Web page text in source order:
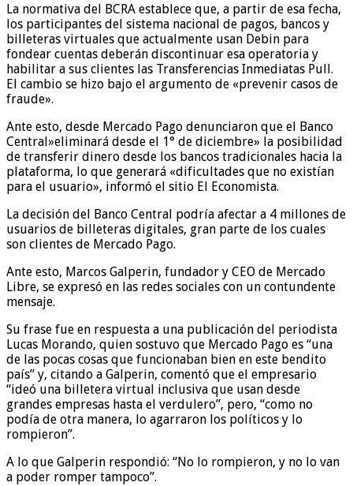
La normativa del BCRA establece que, a partir de esa fecha,
los participantes del sistema nacional de pagos, bancos y
billeteras virtuales que actualmente usan Debin para
fondear cuentas deberán discontinuar esa operatoria y
habilitar a sus clientes las Transferencias Inmediatas Pull.
El cambio se hizo bajo el argumento de «prevenir casos de
fraude».
Ante esto, desde Mercado Pago denunciaron que el Banco
Central»eliminará desde el 1° de diciembre» la posibilidad
de transferir dinero desde los bancos tradicionales hacia la
plataforma, lo que generará «dificultades que no existían
para el usuario», informó el sitio El Economista.
La decisión del Banco Central podría afectar a 4 millones de
usuarios de billeteras digitales, gran parte de los cuales
son clientes de Mercado Pago.
Ante esto, Marcos Galperin, fundador y CEO de Mercado
Libre, se expresó en las redes sociales con un contundente
mensaje.
Su frase fue en respuesta a una publicación del periodista
Lucas Morando, quien sostuvo que Mercado Pago es “una
de las pocas cosas que funcionaban bien en este bendito
país” y, citando a Galperin, comentó que el empresario
“ideó una billetera virtual inclusiva que usan desde
grandes empresas hasta el verdulero”, pero, “como no
podía de otra manera, lo agarraron los políticos y lo
rompieron”.
A lo que Galperin respondió: “No lo rompieron, y no lo van
a poder romper tampoco”.